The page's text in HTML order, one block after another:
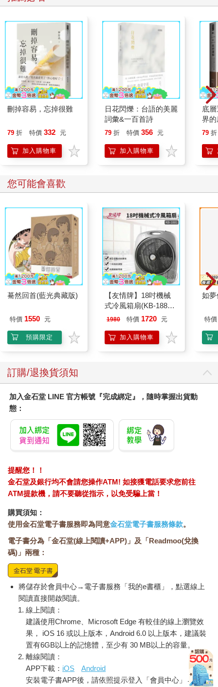
刪掉容易，忘掉很難
79 折 特價 332 元
加入購物車
日花閃爍：台語的美麗
詞彙&一百首詩
79 折 特價 356 元
加入購物車
底
界
79 折
您可能會喜歡
驀然回首(藍光典藏版)
特價 1550 元
預購限定
【友情牌】18吋機械
式冷風箱扇(KB-1881
按鍵在上方)
1980 特價 1720 元
加入購物車
如
特價
訂購/退換貨須知
加入金石堂 LINE 官方帳號『完成綁定』，隨時掌握出貨動
態：
提醒您！！
金石堂及銀行均不會請您操作ATM! 如接獲電話要求您前往
ATM提款機，請不要聽從指示，以免受騙上當！
購買須知：
使用金石堂電子書服務即為同意金石堂電子書服務條款。
電子書分為「金石堂(線上閱讀+APP)」及「Readmoo(兌換
碼)」兩種：
將儲存於會員中心→電子書服務「我的e書櫃」，點選線上
閱讀直接開啟閱讀。
線上閱讀：
建議使用Chrome、Microsoft Edge 有較佳的線上瀏覽效
果， iOS 16 或以上版本，Android 6.0 以上版本，建議裝
置有6GB以上的記憶體，至少有 30 MB以上的容量。
離線閱讀：
APP下載： iOS
Android
安裝電子書APP後，請依照提示登入「會員中心」→「我